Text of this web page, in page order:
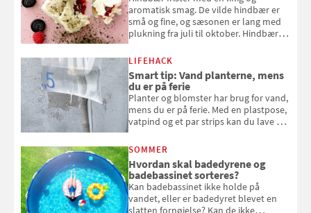
aromatisk smag. De vilde hindbær er
små og fine, og sæsonen er lang med
plukning fra juli til oktober. Hindbær
kan bruge dine hindbær i alt fra
bagværk og salater til is og syltning.
LIFEHACK
Smart tip: Vand planterne, mens
du er på ferie
Planter og blomster har brug for vand,
mens du er på ferie. Med en plastpose,
vatpind og et par strips kan du lave dit
at bede naboen om at vande eller
komme hjem til døde planter
SOMMER
Hvordan skal badedyrene og
badebassinet sorteres?
Kan badebassinet ikke holde på
vandet, eller er badedyret blevet en
slatten fornøjelse? Kan de ikke